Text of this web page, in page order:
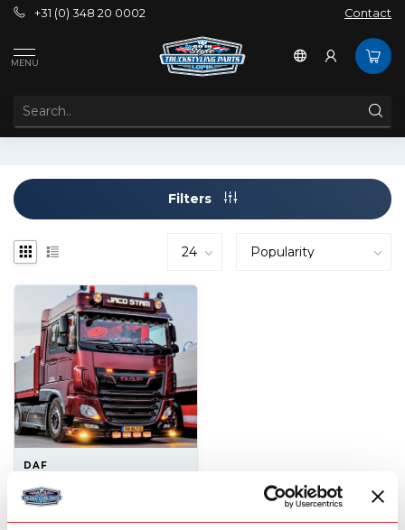
+31 (0) 348 20 0002 Contact
MENU
Filters
DAF
Amber Daytime
running lights DAF
XF and CF